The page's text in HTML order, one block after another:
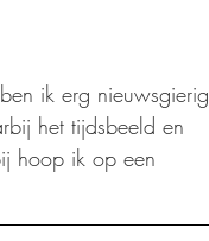
ik erg nieuwsgierig
het tijdsbeeld en
hoop ik op een